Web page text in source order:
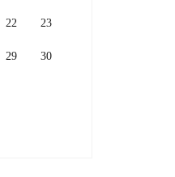
22 23
29 30